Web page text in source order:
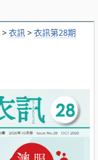
>衣訊>衣訊第28期